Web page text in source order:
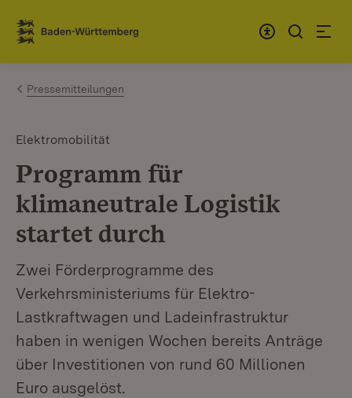
Zum Inhalt springen
Link zur Startseite
Pressemitteilungen
Elektromobilität
Programm für
klimaneutrale Logistik
startet durch
Zwei Förderprogramme des
Verkehrsministeriums für Elektro-
Lastkraftwagen und Ladeinfrastruktur
haben in wenigen Wochen bereits Anträge
über Investitionen von rund 60 Millionen
Euro ausgelöst.